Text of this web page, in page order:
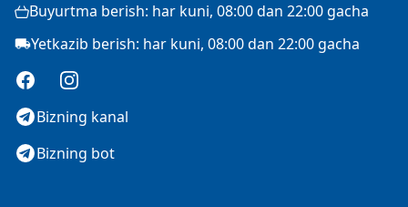
Buyurtma berish: har kuni, 08:00 dan 22:00 gacha
Yetkazib berish: har kuni, 08:00 dan 22:00 gacha
FacebookInstagram
Bizning kanal
Bizning bot